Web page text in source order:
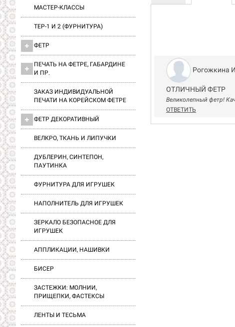
МАСТЕР-КЛАССЫ
ТЕР-1 И 2 (ФУРНИТУРА)
ФЕТР
ПЕЧАТЬ НА ФЕТРЕ, ГАБАРДИНЕ
И ПР.
ЗАКАЗ ИНДИВИДУАЛЬНОЙ
ПЕЧАТИ НА КОРЕЙСКОМ ФЕТРЕ
ФЕТР ДЕКОРАТИВНЫЙ
ВЕЛКРО, ТКАНЬ И ЛИПУЧКИ
ДУБЛЕРИН, СИНТЕПОН,
ПАУТИНКА
ФУРНИТУРА ДЛЯ ИГРУШЕК
НАПОЛНИТЕЛЬ ДЛЯ ИГРУШЕК
ЗЕРКАЛО БЕЗОПАСНОЕ ДЛЯ
ИГРУШЕК
АППЛИКАЦИИ, НАШИВКИ
БИСЕР
ЗАСТЕЖКИ: МОЛНИИ,
ПРИЩЕПКИ, ФАСТЕКСЫ
ЛЕНТЫ И ТЕСЬМА
Рогожкина
ОТЛИЧНЫЙ ФЕТР
Великолепный фетр!
ОТВЕТИТЬ